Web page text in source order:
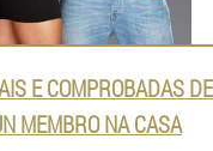
E COMPROBADAS
MEMBRO NA CASA